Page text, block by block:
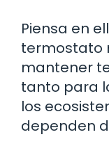
Piensa en
termostato
mantener
tanto para
los
dependen